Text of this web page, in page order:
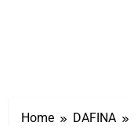
Home
DAFINA